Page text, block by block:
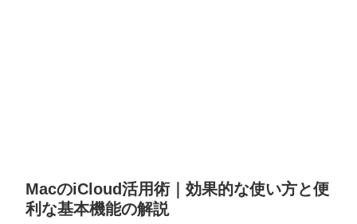
MacのiCloud活用術｜効果的な使い方と便
利な基本機能の解説